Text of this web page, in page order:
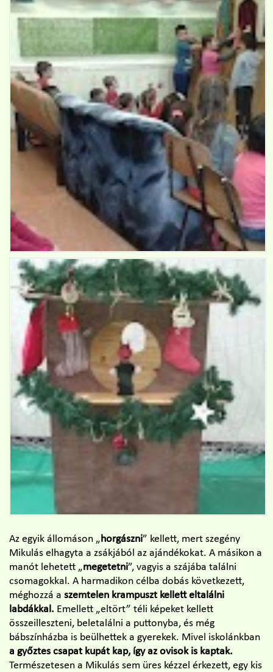
Az egyik állomáson „horgászni” kellett, mert szegény
Mikulás elhagyta a zsákjából az ajándékokat. A másikon a
manót lehetett „megetetni”, vagyis a szájába találni
csomagokkal. A harmadikon célba dobás következett,
méghozzá a szemtelen krampuszt kellett eltalálni
labdákkal. Emellett „eltört” téli képeket kellett
összeilleszteni, beletalálni a puttonyba, és még
bábszínházba is beülhettek a gyerekek. Mivel iskolánkban
a győztes csapat kupát kap, így az ovisok is kaptak.
Természetesen a Mikulás sem üres kézzel érkezett, egy kis